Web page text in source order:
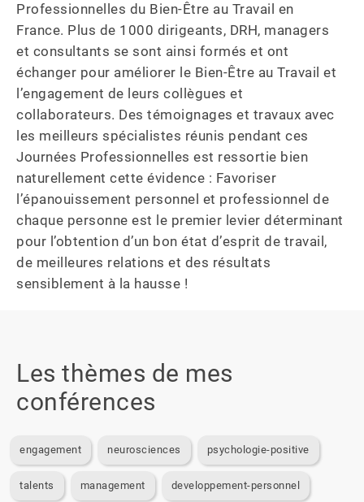
Professionnelles du Bien-Être au Travail en
France. Plus de 1000 dirigeants, DRH, managers
et consultants se sont ainsi formés et ont
échanger pour améliorer le Bien-Être au Travail et
l’engagement de leurs collègues et
collaborateurs. Des témoignages et travaux avec
les meilleurs spécialistes réunis pendant ces
Journées Professionnelles est ressortie bien
naturellement cette évidence : Favoriser
l’épanouissement personnel et professionnel de
chaque personne est le premier levier déterminant
pour l’obtention d’un bon état d’esprit de travail,
de meilleures relations et des résultats
sensiblement à la hausse !
Les thèmes de mes
conférences
engagement neurosciences psychologie-positive
talents management developpement-personnel